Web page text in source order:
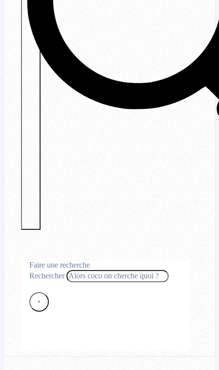
Faire une recherche
Rechercher
×